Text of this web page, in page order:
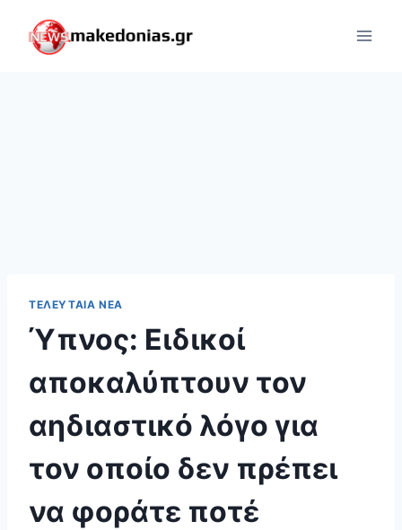
content
ΤΕΛΕΥΤΑΊΑ ΝΈΑ
Ύπνος: Ειδικοί
αποκαλύπτουν τον
αηδιαστικό λόγο για
τον οποίο δεν πρέπει
να φοράτε ποτέ